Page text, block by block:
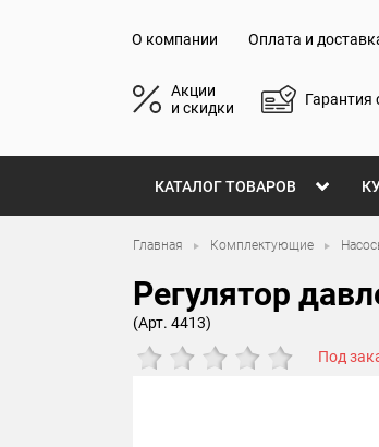
О компании Оплата и
Акции
и скидки
Гарантия
КАТАЛОГ ТОВАРОВ
Главная Комплектующие
Регулятор
(Арт. 4413)
Под